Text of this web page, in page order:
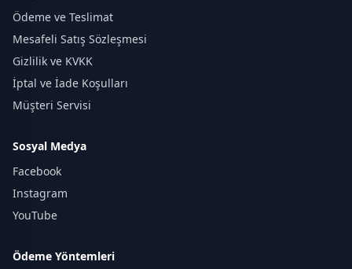
Ödeme ve Teslimat
Mesafeli Satış Sözleşmesi
Gizlilik ve KVKK
İptal ve İade Koşulları
Müşteri Servisi
Sosyal Medya
Facebook
Instagram
YouTube
Ödeme Yöntemleri